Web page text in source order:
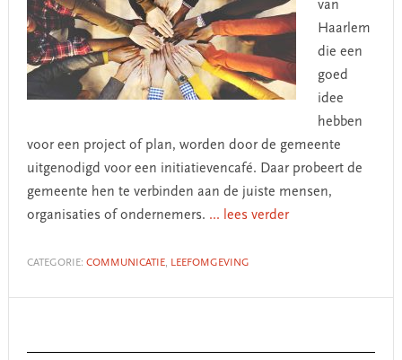
van
Haarlem
die een
goed
idee
hebben
voor een project of plan, worden door de gemeente
uitgenodigd voor een initiatievencafé. Daar probeert de
gemeente hen te verbinden aan de juiste mensen,
organisaties of ondernemers. ... lees verder
CATEGORIE: COMMUNICATIE, LEEFOMGEVING
Sidebar